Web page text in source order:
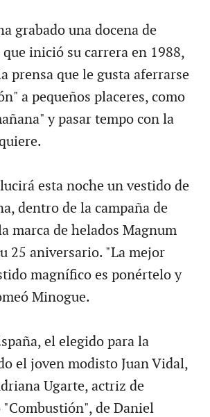
grabado una docena de
que inició su carrera en 1988,
prensa que le gusta aferrarse
a pequeños placeres, como
y pasar tempo con la
esta noche un vestido de
dentro de la campaña de
marca de helados Magnum
25 aniversario. "La mejor
magnífico es ponértelo y
Minogue.
el elegido para la
el joven modisto Juan Vidal,
Ugarte, actriz de
de Daniel